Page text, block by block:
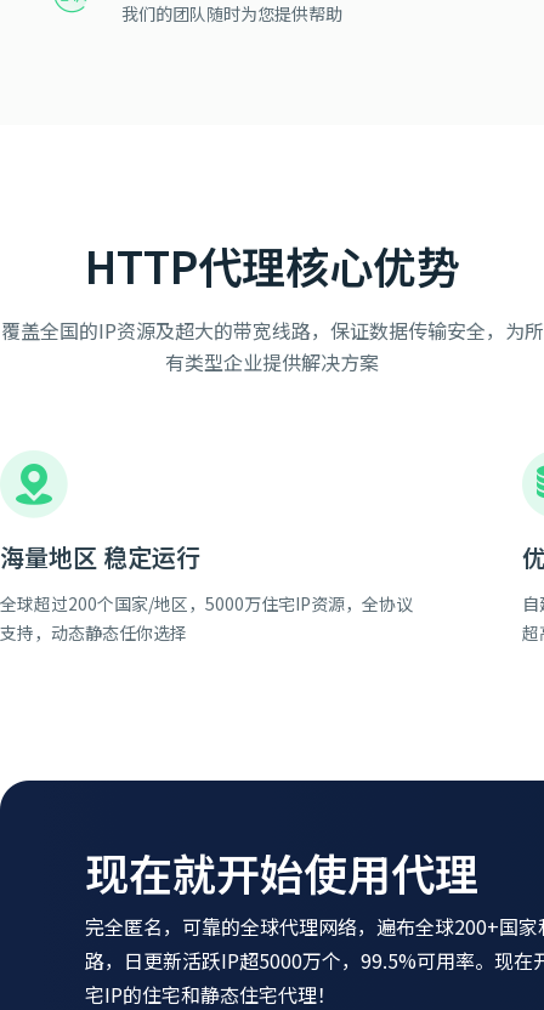
我们的团队随时为您提供帮助
HTTP代理核心优势
覆盖全国的IP资源及超大的带宽线路，保证数据传输安全，为所
有类型企业提供解决方案
海量地区 稳定运行
全球超过200个国家/地区，5000万住宅IP资源，全协议
支持，动态静态任你选择
超
现在就开始使用代理
完全匿名，可靠的全球代理网络，遍布全球200+国
路，日更新活跃IP超5000万个，99.5%可用率。现在
宅IP的住宅和静态住宅代理！